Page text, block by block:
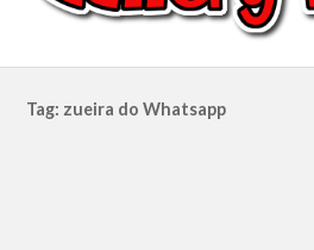
Tag: zueira do Whatsapp